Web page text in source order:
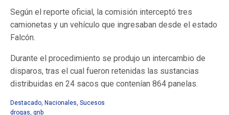
Según el reporte oficial, la comisión interceptó tres
camionetas y un vehículo que ingresaban desde el estado
Falcón.
Durante el procedimiento se produjo un intercambio de
disparos, tras el cual fueron retenidas las sustancias
distribuidas en 24 sacos que contenían 864 panelas.
Destacado, Nacionales, Sucesos
drogas, gnb